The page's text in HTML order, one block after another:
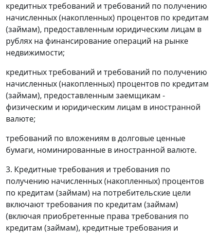
кредитных требований и требований по получению
начисленных (накопленных) процентов по кредитам
(займам), предоставленным юридическим лицам в
рублях на финансирование операций на рынке
недвижимости;
кредитных требований и требований по получению
начисленных (накопленных) процентов по кредитам
(займам), предоставленным заемщикам -
физическим и юридическим лицам в иностранной
валюте;
требований по вложениям в долговые ценные
бумаги, номинированные в иностранной валюте.
3. Кредитные требования и требования по
получению начисленных (накопленных) процентов
по кредитам (займам) на потребительские цели
включают требования по кредитам (займам)
(включая приобретенные права требования по
кредитам (займам), кредитные требования и